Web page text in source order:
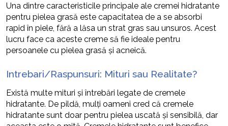
Una dintre caracteristicile principale ale cremei hidratante
pentru pielea grasă este capacitatea de a se absorbi
rapid în piele, fără a lăsa un strat gras sau unsuros. Acest
lucru face ca aceste creme să fie ideale pentru
persoanele cu pielea grasă și acneică.
Intrebari/Raspunsuri: Mituri sau Realitate?
Există multe mituri și întrebări legate de cremele
hidratante. De pildă, mulți oameni cred că cremele
hidratante sunt doar pentru pielea uscată și sensibilă, dar